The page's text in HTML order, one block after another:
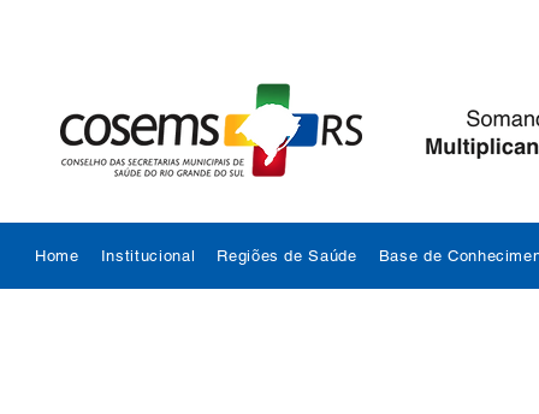
Home Institucional Regiões de Saúde Base de